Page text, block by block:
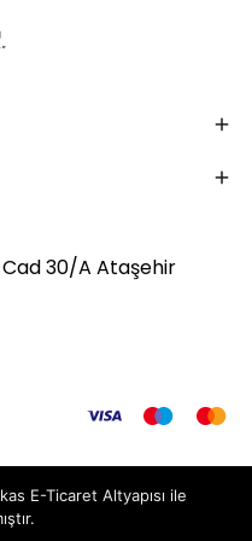
30/A Ataşehir
E-Ticaret Altyapısı ile